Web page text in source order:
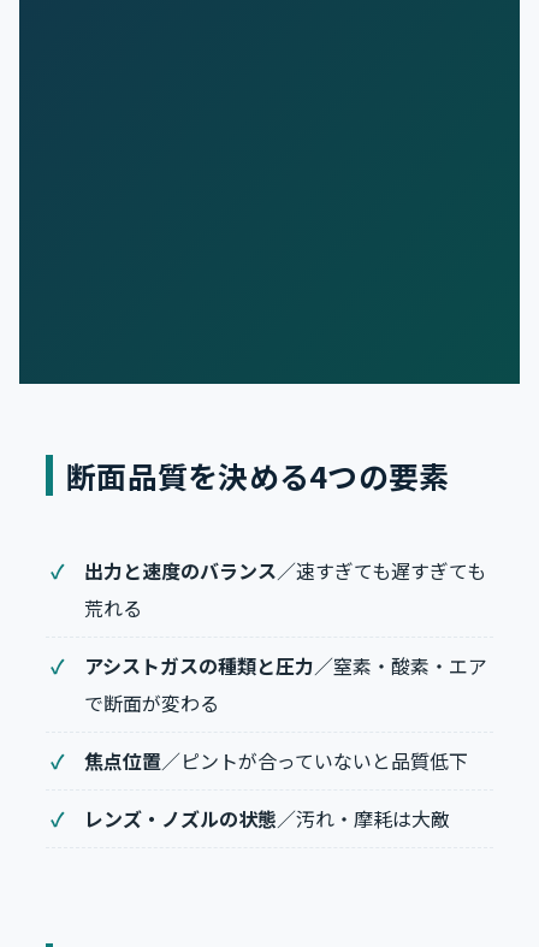
断面品質を決める4つの要素
出力と速度のバランス／速すぎても遅すぎても
荒れる
アシストガスの種類と圧力／窒素・酸素・エア
で断面が変わる
焦点位置／ピントが合っていないと品質低下
レンズ・ノズルの状態／汚れ・摩耗は大敵